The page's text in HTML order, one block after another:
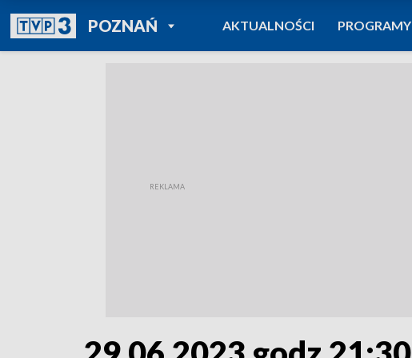
POZNAŃPOWRÓT DO
TVP REGIONY
AKTUALNOŚCI PROGRAMY